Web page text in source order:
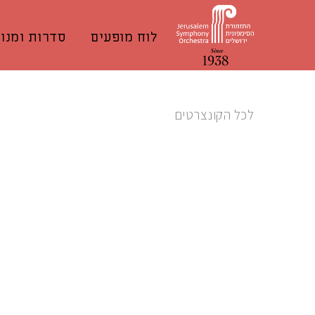
לוח מופעים סדרות
לכל הקונצרטים